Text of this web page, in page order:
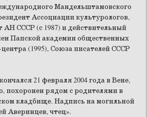
Мандельштамовского
Ассоциации культурологов,
АН СССР (с 1987) и действительный
Папской академии общественных
(1995), Союза писателей СССР
21 февраля 2004 года в Вене,
похоронен рядом с родителями в
кладбище. Надпись на могильной
Аверинцев, чтец».